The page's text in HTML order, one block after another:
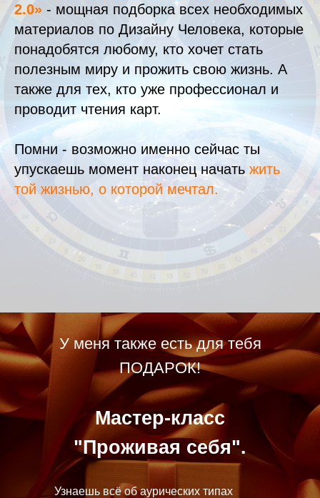
2.0» - мощная подборка всех необходимых
материалов по Дизайну Человека, которые
понадобятся любому, кто хочет стать
полезным миру и прожить свою жизнь. А
также для тех, кто уже профессионал и
проводит чтения карт.
Помни - возможно именно сейчас ты
упускаешь момент наконец начать жить
той жизнью, о которой мечтал.
У меня также есть для тебя
ПОДАРОК!
Мастер-класс
"Проживая себя".
Узнаешь всё об аурических типах